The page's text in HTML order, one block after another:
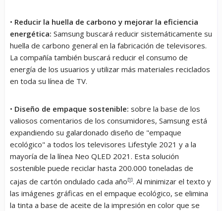
• Reducir la huella de carbono y mejorar la eficiencia
energética: Samsung buscará reducir sistemáticamente su
huella de carbono general en la fabricación de televisores.
La compañía también buscará reducir el consumo de
energía de los usuarios y utilizar más materiales reciclados
en toda su línea de TV.
• Diseño de empaque sostenible: sobre la base de los
valiosos comentarios de los consumidores, Samsung está
expandiendo su galardonado diseño de "empaque
ecológico" a todos los televisores Lifestyle 2021 y a la
mayoría de la línea Neo QLED 2021. Esta solución
sostenible puede reciclar hasta 200.000 toneladas de
cajas de cartón ondulado cada año[1]. Al minimizar el texto y
las imágenes gráficas en el empaque ecológico, se elimina
la tinta a base de aceite de la impresión en color que se